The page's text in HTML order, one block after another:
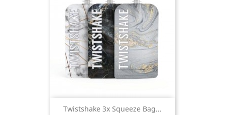
Twistshake 3x Squeeze Bag...